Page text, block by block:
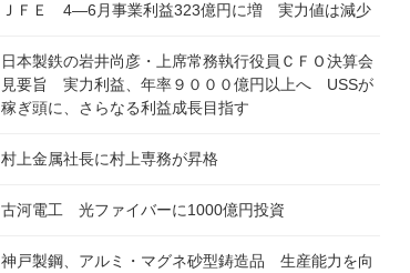
ＪＦＥ 4―6月事業利益323億円に増 実力値は減少
日本製鉄の岩井尚彦・上席常務執行役員ＣＦＯ決算会
見要旨 実力利益、年率９０００億円以上へ USSが
稼ぎ頭に、さらなる利益成長目指す
村上金属社長に村上専務が昇格
古河電工 光ファイバーに1000億円投資
神戸製鋼、アルミ・マグネ砂型鋳造品 生産能力を向